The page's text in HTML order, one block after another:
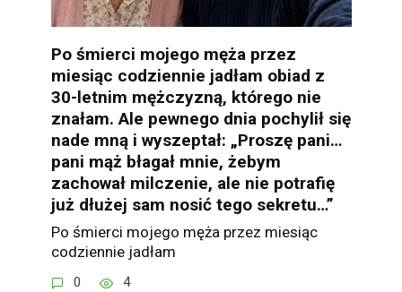
Po śmierci mojego męża przez
miesiąc codziennie jadłam obiad z
30-letnim mężczyzną, którego nie
znałam. Ale pewnego dnia pochylił się
nade mną i wyszeptał: „Proszę pani…
pani mąż błagał mnie, żebym
zachował milczenie, ale nie potrafię
już dłużej sam nosić tego sekretu…”
Po śmierci mojego męża przez miesiąc
codziennie jadłam
0 4